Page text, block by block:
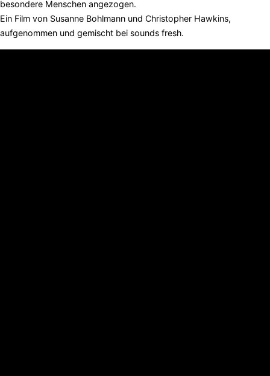
besondere Menschen angezogen.
Ein Film von Susanne Bohlmann und Christopher Hawkins,
aufgenommen und gemischt bei sounds fresh.